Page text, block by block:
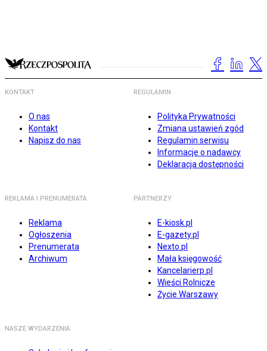
KONTAKT
O nas
Kontakt
Napisz do nas
REGULAMIN
Polityka Prywatności
Zmiana ustawień zgód
Regulamin serwisu
Informacje o nadawcy
Deklaracja dostępności
REKLAMA I PRENUMERATA
Reklama
Ogłoszenia
Prenumerata
Archiwum
PARTNERZY
E-kiosk.pl
E-gazety.pl
Nexto.pl
Mała księgowość
Kancelarierp.pl
Wieści Rolnicze
Życie Warszawy
NASZE WYDARZENIA